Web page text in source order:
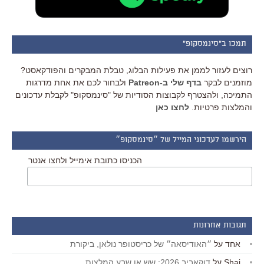
תמכו ב"סינמסקופ"
רוצים לעזור לממן את פעילות הבלוג, טבלת המבקרים והפודקאסט?
מוזמנים לבקר בדף שלי ב-Patreon
ולבחור לכם את אחת מדרגות
התמיכה, ולהצטרף לקבוצות הסודיות של "סינמסקופ" לקבלת עדכונים
והמלצות פרטיות. לחצו כאן
הירשמו לעדכוני המייל של ״סינמסקופ״
הכניסו כתובת אימייל ולחצו אנטר
תגובות אחרונות
אחד על ״האודיסאה״ של כריסטופר נולאן, ביקורת
Shai על דוקאביב 2026: שש או שבע המלצות